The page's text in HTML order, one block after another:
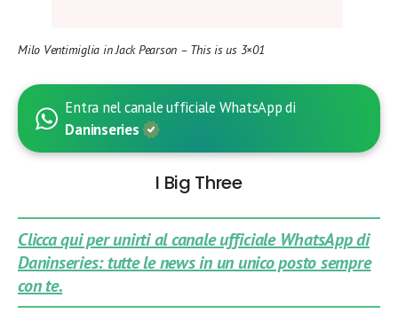
Milo Ventimiglia in Jack Pearson – This is us 3×01
Entra nel canale ufficiale WhatsApp di
Daninseries
I Big Three
Clicca qui per unirti al canale ufficiale WhatsApp di
Daninseries: tutte le news in un unico posto sempre
con te.